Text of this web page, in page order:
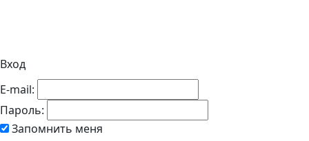
Вход
E-mail:
Пароль:
Запомнить меня